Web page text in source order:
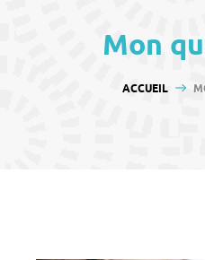
Mon
VOUS ÊTES ICI :
ACCUEIL